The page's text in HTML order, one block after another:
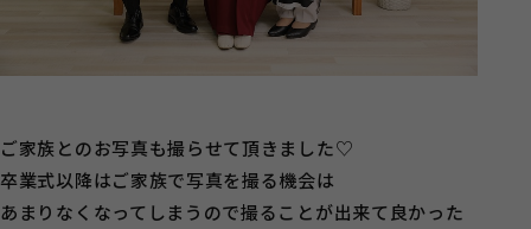
ご家族とのお写真も撮らせて頂きました♡
卒業式以降はご家族で写真を撮る機会は
あまりなくなってしまうので撮ることが出来て良かった